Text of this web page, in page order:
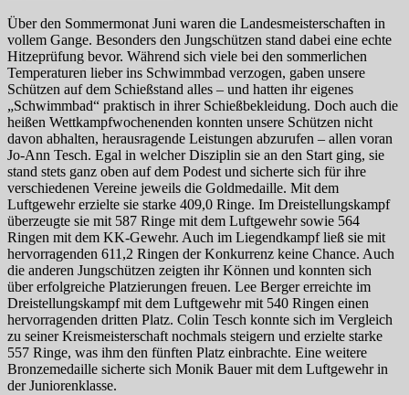
Über den Sommermonat Juni waren die Landesmeisterschaften in
vollem Gange. Besonders den Jungschützen stand dabei eine echte
Hitzeprüfung bevor. Während sich viele bei den sommerlichen
Temperaturen lieber ins Schwimmbad verzogen, gaben unsere
Schützen auf dem Schießstand alles – und hatten ihr eigenes
„Schwimmbad“ praktisch in ihrer Schießbekleidung. Doch auch die
heißen Wettkampfwochenenden konnten unsere Schützen nicht
davon abhalten, herausragende Leistungen abzurufen – allen voran
Jo-Ann Tesch. Egal in welcher Disziplin sie an den Start ging, sie
stand stets ganz oben auf dem Podest und sicherte sich für ihre
verschiedenen Vereine jeweils die Goldmedaille. Mit dem
Luftgewehr erzielte sie starke 409,0 Ringe. Im Dreistellungskampf
überzeugte sie mit 587 Ringe mit dem Luftgewehr sowie 564
Ringen mit dem KK-Gewehr. Auch im Liegendkampf ließ sie mit
hervorragenden 611,2 Ringen der Konkurrenz keine Chance. Auch
die anderen Jungschützen zeigten ihr Können und konnten sich
über erfolgreiche Platzierungen freuen. Lee Berger erreichte im
Dreistellungskampf mit dem Luftgewehr mit 540 Ringen einen
hervorragenden dritten Platz. Colin Tesch konnte sich im Vergleich
zu seiner Kreismeisterschaft nochmals steigern und erzielte starke
557 Ringe, was ihm den fünften Platz einbrachte. Eine weitere
Bronzemedaille sicherte sich Monik Bauer mit dem Luftgewehr in
der Juniorenklasse.